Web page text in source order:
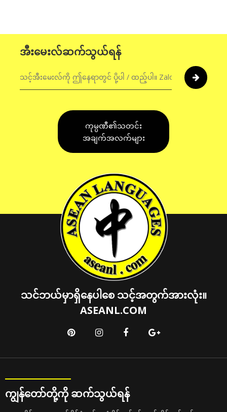
အီးမေးလ်ဆက်သွယ်ရန်
ကုမ္ပဏီ၏သတင်း
အချက်အလက်များ
သင်ဘယ်မှာရှိနေပါစေ သင့်အတွက်အားလုံး။
ASEANL.COM
ကျွန်တော်တို့ကို ဆက်သွယ်ရန်